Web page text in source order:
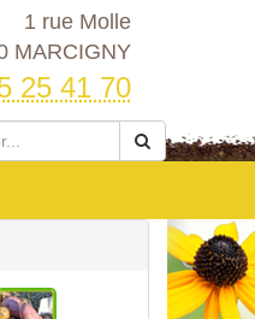
1 rue Molle
MARCIGNY
25 41 70